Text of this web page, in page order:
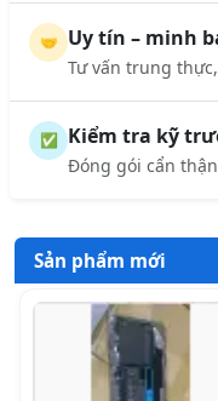
🤝 Uy tín – minh
Tư vấn trung
✅ Kiểm tra kỹ
Đóng gói cẩn
Sản phẩm mới